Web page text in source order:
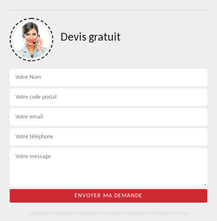
Devis gratuit